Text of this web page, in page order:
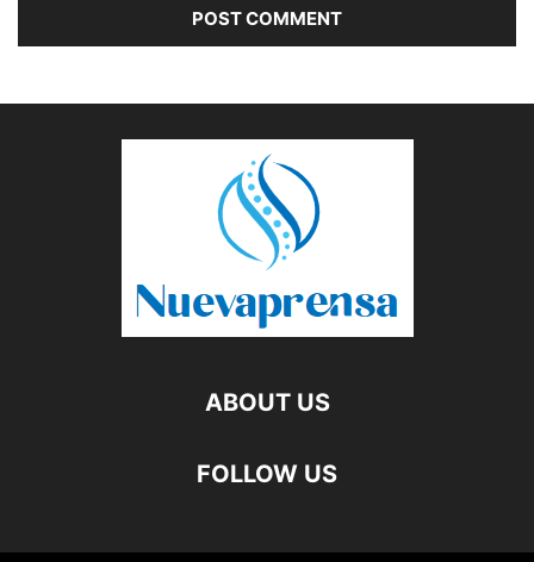
ABOUT US
FOLLOW US